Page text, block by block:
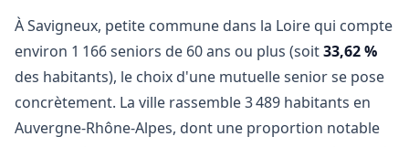
À Savigneux, petite commune dans la Loire qui compte
environ 1 166 seniors de 60 ans ou plus (soit33,62 %
des habitants), le choix d'une mutuelle senior se pose
concrètement. La ville rassemble 3 489 habitants en
Auvergne-Rhône-Alpes, dont une proportion notable